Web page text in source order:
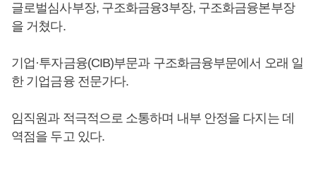
글로벌심사부장, 구조화금융3부장, 구조화금융본부장
을 거쳤다.
기업·투자금융(CIB)부문과 구조화금융부문에서 오래 일
한 기업금융 전문가다.
임직원과 적극적으로 소통하며 내부 안정을 다지는 데
역점을 두고 있다.